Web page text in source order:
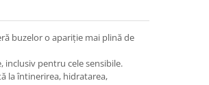
buzelor o apariție mai plină de
pentru cele sensibile.
la întinerirea, hidratarea,